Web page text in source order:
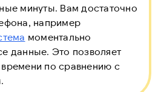
минуты. Вам достаточно
например
моментально
данные. Это позволяет
по сравнению с